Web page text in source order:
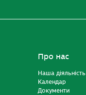
Про нас
Наша діяльність
Календар
Документи